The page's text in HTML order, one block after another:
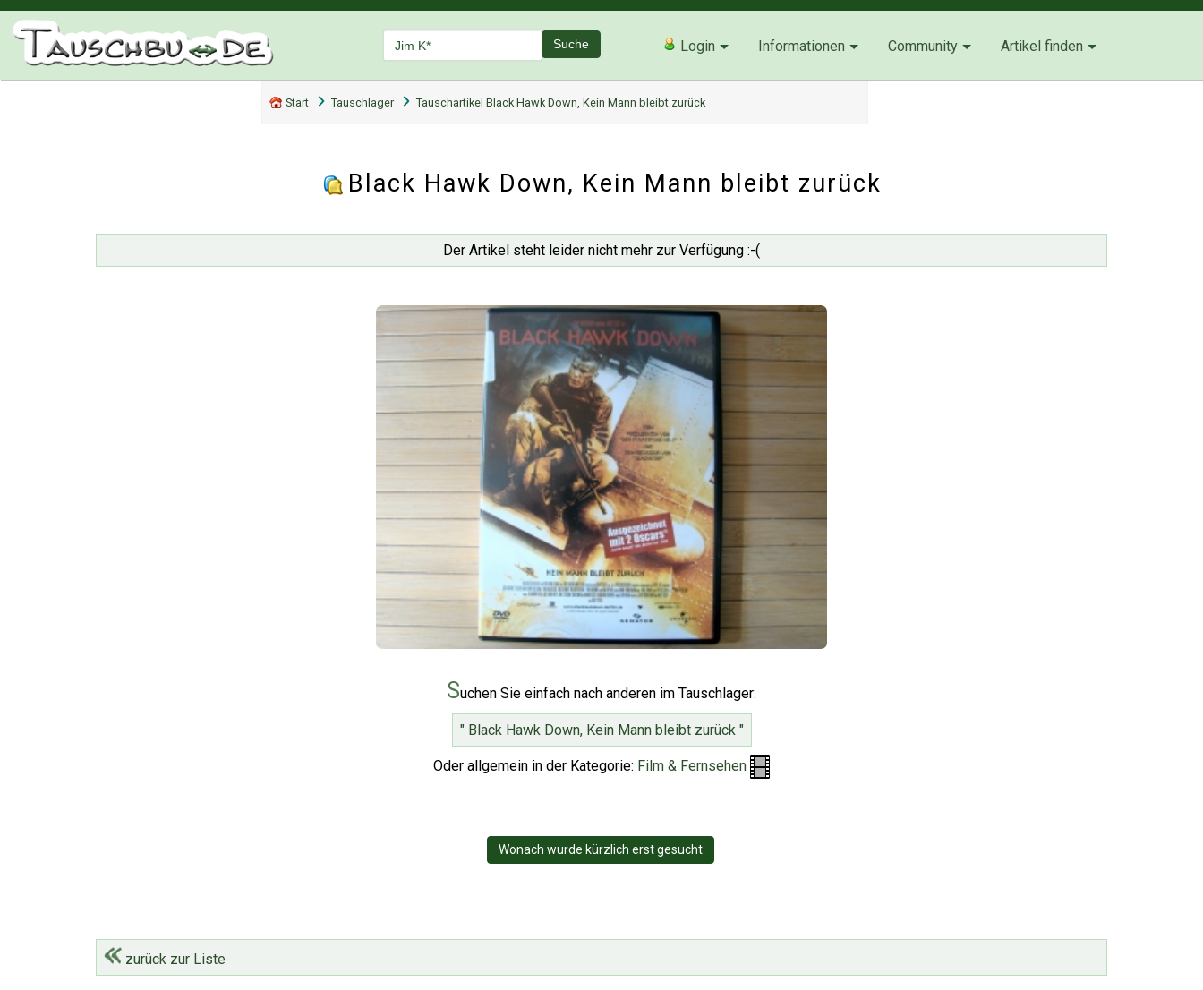
Suche Login Informationen Community Artikel finden
Start Tauschlager Tauschartikel Black Hawk Down, Kein Mann bleibt zurück
Black Hawk Down, Kein Mann bleibt zurück
Der Artikel steht leider nicht mehr zur Verfügung :-(
Suchen Sie einfach nach anderen im Tauschlager:
" Black Hawk Down, Kein Mann bleibt zurück "
Oder allgemein in der Kategorie: Film & Fernsehen
Wonach wurde kürzlich erst gesucht
zurück zur Liste